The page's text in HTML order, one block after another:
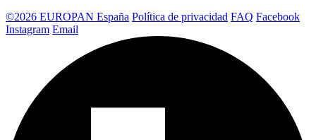
©2026 EUROPAN España Política de privacidad FAQ Facebook
Instagram Email